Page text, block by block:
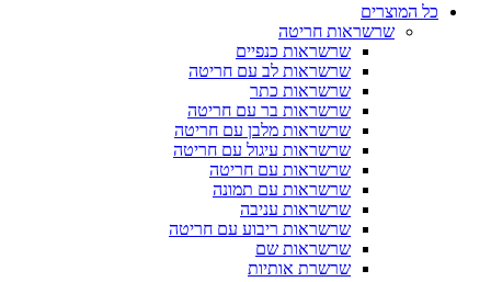
כל המוצרים
שרשראות חריטה
שרשראות כנפיים
שרשראות לב עם חריטה
שרשראות כתר
שרשראות בר עם חריטה
שרשראות מלבן עם חריטה
שרשראות עיגול עם חריטה
שרשראות עם חריטה
שרשראות עם תמונה
שרשראות עניבה
שרשראות ריבוע עם חריטה
שרשראות שם
שרשרת אותיות